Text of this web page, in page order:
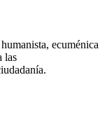
ecuménica
las